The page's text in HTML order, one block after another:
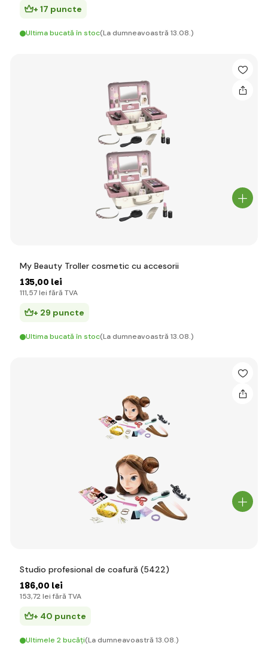
+ 17 puncte
Ultima bucată în stoc(La dumneavoastră 13.08.)
My Beauty Troller cosmetic cu accesorii
135,00 lei
111,57 lei fără TVA
+ 29 puncte
Ultima bucată în stoc(La dumneavoastră 13.08.)
Studio profesional de coafură (5422)
186,00 lei
153,72 lei fără TVA
+ 40 puncte
Ultimele 2 bucăți(La dumneavoastră 13.08.)